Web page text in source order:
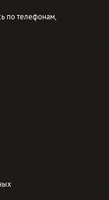
по телефонам,